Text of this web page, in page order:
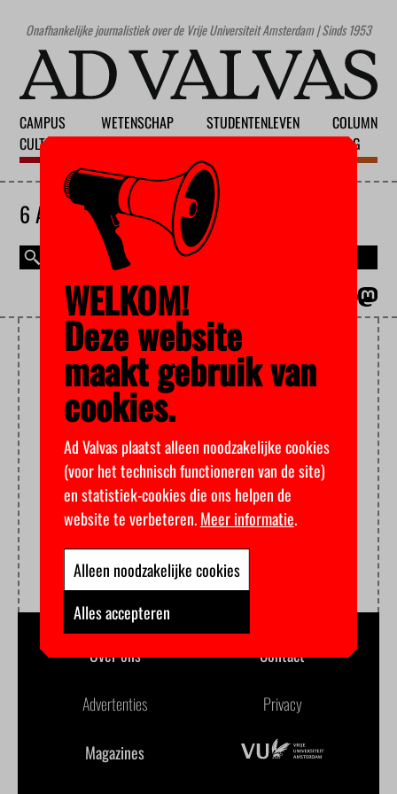
Onafhankelijke journalistiek over de Vrije Universiteit Amsterdam | Sinds 1953
CAMPUS
CULTUUR
WETENSCHAP
STUDENTENLEVEN
COLUMN
BLOG
6 AUGUSTUS 2026
WOMEN IN SCIENCE
Over ons Contact
Advertenties Privacy
Magazines
WELKOM!
Deze website
maakt gebruik van
cookies.
Ad Valvas plaatst alleen noodzakelijke cookies
(voor het technisch functioneren van de site)
en statistiek-cookies die ons helpen de
website te verbeteren.Meer informatie.
Alleen noodzakelijke cookies
Alles accepteren